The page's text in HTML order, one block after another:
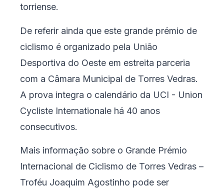
torriense.
De referir ainda que este grande prémio de
ciclismo é organizado pela União
Desportiva do Oeste em estreita parceria
com a Câmara Municipal de Torres Vedras.
A prova integra o calendário da UCI - Union
Cycliste Internationale há 40 anos
consecutivos.
Mais informação sobre o Grande Prémio
Internacional de Ciclismo de Torres Vedras –
Troféu Joaquim Agostinho pode ser